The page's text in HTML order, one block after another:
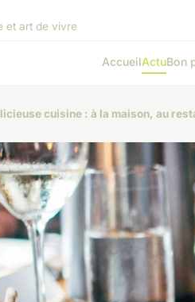
et art de vivre
AccueilActuBon
cuisine : à la maison, au